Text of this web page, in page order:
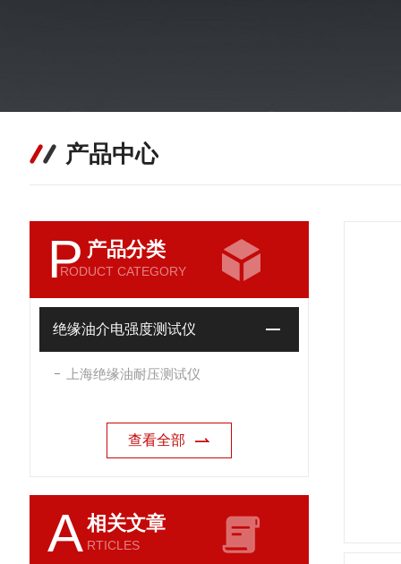
产品中心
P 产品分类
RODUCT CATEGORY
绝缘油介电强度测试仪
上海绝缘油耐压测试仪
查看全部
A相关文章
RTICLES